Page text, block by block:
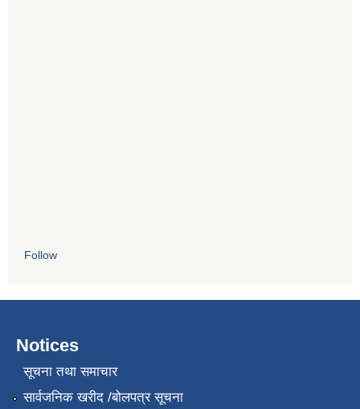
Follow
Notices
सूचना तथा समाचार
सार्वजनिक खरीद /बोलपत्र सूचना